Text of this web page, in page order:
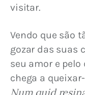
visitar.
Vendo que são
gozar das suas
seu amor e pelo
chega a
Num quid